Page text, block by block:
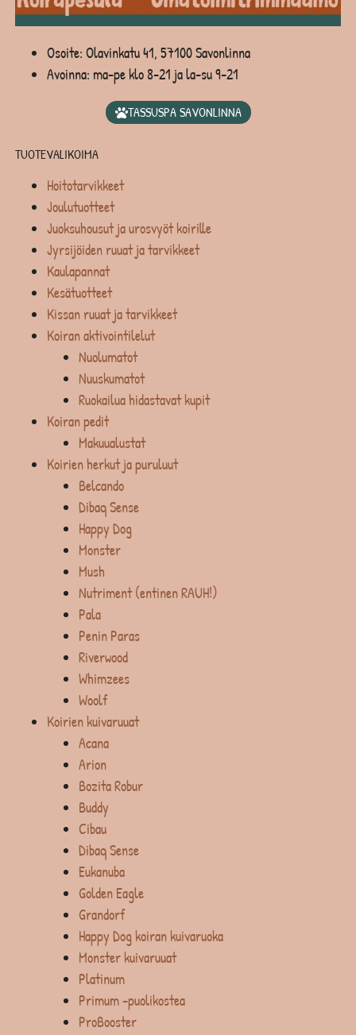
Osoite: Olavinkatu 41, 57100 Savonlinna
Avoinna: ma-pe klo 8-21 ja la-su 9-21
TASSUSPA SAVONLINNA
TUOTEVALIKOIMA
Hoitotarvikkeet
Joulutuotteet
Juoksuhousut ja urosvyöt koirille
Jyrsijöiden ruuat ja tarvikkeet
Kaulapannat
Kesätuotteet
Kissan ruuat ja tarvikkeet
Koiran aktivointilelut
Nuolumatot
Nuuskumatot
Ruokailua hidastavat kupit
Koiran pedit
Makuualustat
Koirien herkut ja puruluut
Belcando
Dibaq Sense
Happy Dog
Monster
Mush
Nutriment (entinen RAUH!)
Pala
Penin Paras
Riverwood
Whimzees
Woolf
Koirien kuivaruuat
Acana
Arion
Bozita Robur
Buddy
Cibau
Dibaq Sense
Eukanuba
Golden Eagle
Grandorf
Happy Dog koiran kuivaruoka
Monster kuivaruuat
Platinum
Primum -puolikostea
ProBooster